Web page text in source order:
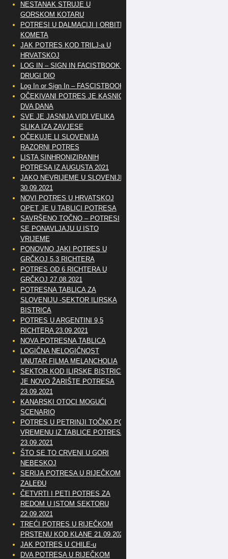
NESTANAK STRUJE U
GORSKOM KOTARU
POTRESI U DALMACIJI I ORBITE
KOMETA
JAK POTRES KOD TRILJ-a U
HRVATSKOJ
LOG IN – SIGN IN FACISTBOOK –
DRUGI DIO
Log In or Sign In – FASCISTBOOK
OČEKIVANI POTRES JE KASNIO
DVA DANA
SVE JE JASNIJA VIDI VELIKA
SLIKA IZA ZAVJESE
OČEKUJE LI SLOVENIJA
RAZORNI POTRES
LISTA SINHRONIZIRANIH
POTRESA IZ AUGUSTA 2021
JAKO NEVRIJEME U SLOVENIJI
30.09.2021
NOVI POTRES U HRVATSKOJ
OPET JE U TABLICI POTRESA
SAVRŠENO TOČNO – POTRESI
SE PONAVLJAJU U ISTO
VRIJEME
PONOVNO JAKI POTRES U
GRČKOJ 5.3 RICHTERA
POTRES OD 6 RICHTERA U
GRČKOJ 27.08.2021
POTRESNA TABLICA ZA
SLOVENIJU -SEKTOR ILIRSKA
BISTRICA
POTRES U ARGENTINI 9,5
RICHTERA 23.09.2021
NOVA POTRESNA TABLICA
LOGIČNA NELOGIČNOST
UNUTAR FILMA MELANCHOLIA
SEKTOR KOD ILIRSKE BISTRICE
JE NOVO ŽARIŠTE POTRESA
23.09.2021
KANARSKI OTOCI MOGUĆI
SCENARIO
POTRES U PETRINJI TOČNO PO
VREMENU IZ TABLICE POTRESA
23.09.2021
ŠTO SE TO CRVENI U GORI
NEBESKOJ
SERIJA POTRESA U RIJEČKOM
ZALEĐU
ČETVRTI I PETI POTRES ZA
REDOM U ISTOM SEKTORU
22.09.2021
TREĆI POTRES U RIJEČKOM
PRSTENU KOD KLANE 21.09.2021
JAK POTRES U CHILE-u
DVA POTRESA U RIJEČKOM